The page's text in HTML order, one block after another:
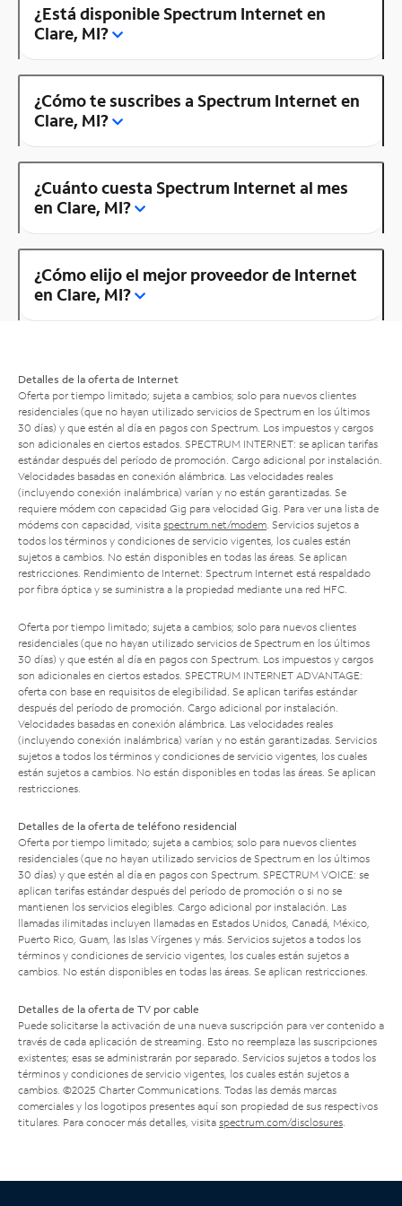
¿Está disponible Spectrum Internet en
Clare, MI?
¿Cómo te suscribes a Spectrum Internet en
Clare, MI?
¿Cuánto cuesta Spectrum Internet al mes
en Clare, MI?
¿Cómo elijo el mejor proveedor de Internet
en Clare, MI?
Detalles de la oferta de Internet
Oferta por tiempo limitado; sujeta a cambios; solo para nuevos clientes
residenciales (que no hayan utilizado servicios de Spectrum en los últimos
30 días) y que estén al día en pagos con Spectrum. Los impuestos y cargos
son adicionales en ciertos estados. SPECTRUM INTERNET: se aplican tarifas
estándar después del período de promoción. Cargo adicional por instalación.
Velocidades basadas en conexión alámbrica. Las velocidades reales
(incluyendo conexión inalámbrica) varían y no están garantizadas. Se
requiere módem con capacidad Gig para velocidad Gig. Para ver una lista de
módems con capacidad, visita spectrum.net/modem . Servicios sujetos a
todos los términos y condiciones de servicio vigentes, los cuales están
sujetos a cambios. No están disponibles en todas las áreas. Se aplican
restricciones. Rendimiento de Internet: Spectrum Internet está respaldado
por fibra óptica y se suministra a la propiedad mediante una red HFC.
Oferta por tiempo limitado; sujeta a cambios; solo para nuevos clientes
residenciales (que no hayan utilizado servicios de Spectrum en los últimos
30 días) y que estén al día en pagos con Spectrum. Los impuestos y cargos
son adicionales en ciertos estados. SPECTRUM INTERNET ADVANTAGE:
oferta con base en requisitos de elegibilidad. Se aplican tarifas estándar
después del período de promoción. Cargo adicional por instalación.
Velocidades basadas en conexión alámbrica. Las velocidades reales
(incluyendo conexión inalámbrica) varían y no están garantizadas. Servicios
sujetos a todos los términos y condiciones de servicio vigentes, los cuales
están sujetos a cambios. No están disponibles en todas las áreas. Se aplican
restricciones.
Detalles de la oferta de teléfono residencial
Oferta por tiempo limitado; sujeta a cambios; solo para nuevos clientes
residenciales (que no hayan utilizado servicios de Spectrum en los últimos
30 días) y que estén al día en pagos con Spectrum. SPECTRUM VOICE: se
aplican tarifas estándar después del período de promoción o si no se
mantienen los servicios elegibles. Cargo adicional por instalación. Las
llamadas ilimitadas incluyen llamadas en Estados Unidos, Canadá, México,
Puerto Rico, Guam, las Islas Vírgenes y más. Servicios sujetos a todos los
términos y condiciones de servicio vigentes, los cuales están sujetos a
cambios. No están disponibles en todas las áreas. Se aplican restricciones.
Detalles de la oferta de TV por cable
Puede solicitarse la activación de una nueva suscripción para ver contenido a
través de cada aplicación de streaming. Esto no reemplaza las suscripciones
existentes; esas se administrarán por separado. Servicios sujetos a todos los
términos y condiciones de servicio vigentes, los cuales están sujetos a
cambios. ©2025 Charter Communications. Todas las demás marcas
comerciales y los logotipos presentes aquí son propiedad de sus respectivos
titulares. Para conocer más detalles, visita spectrum.com/disclosures